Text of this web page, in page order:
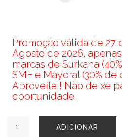
Promoção válida de 27
Agosto de 2026,
marcas de Surkana
SMF e Mayoral (30% de
Aproveite!! Não deixe
oportunidade.
de
ADICIONAR